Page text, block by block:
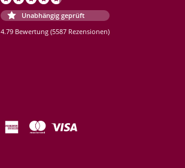
Unabhängig geprüft
4.79 Bewertung (5587 Rezensionen)